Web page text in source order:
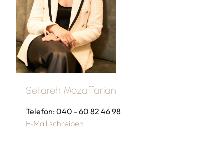
Setareh Mozaffarian
Telefon: 040 - 60 82 46 98
E-Mail schreiben